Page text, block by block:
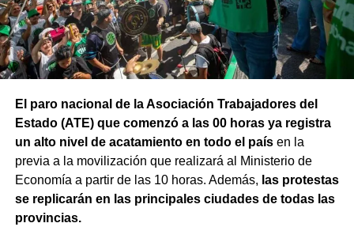
esta comisión debe actuar».
Luego, la secretaria general de Conadu, Clara Chevalier,
precisó que, como parte de esa política de destrucción de
una desregulación de los precios fundamentales para la
vida, como las tarifas de transporte, telefonía celular,
internet, luz y gas. Todo eso produjo una caída del salario
que tiene un impacto directo e indirecto sobre las
mujeres».
«Estamos viviendo una brutal disputa por el tiempo.
El paro nacional de la Asociación Trabajadores del
Estado (ATE) que comenzó a las 00 horas ya registra
un alto nivel de acatamiento en todo el paísen la
previa a la movilización que realizará al Ministerio de
Economía a partir de las 10 horas. Además, las protestas
se replicarán en las principales ciudades de todas las
provincias.